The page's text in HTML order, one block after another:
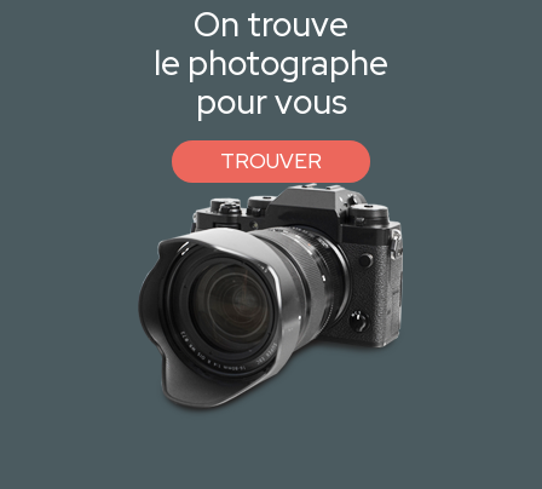
On trouve
le photographe
pour vous
TROUVER